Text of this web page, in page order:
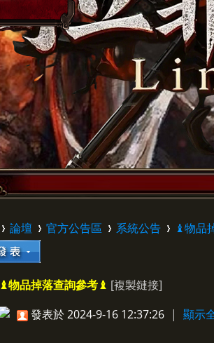
»
論壇
›
官方公告區
›
系統公告
›
♝物品
♝物品掉落查詢參考♝ [複製鏈接]
發表於 2024-9-16 12:37:26 | 顯示